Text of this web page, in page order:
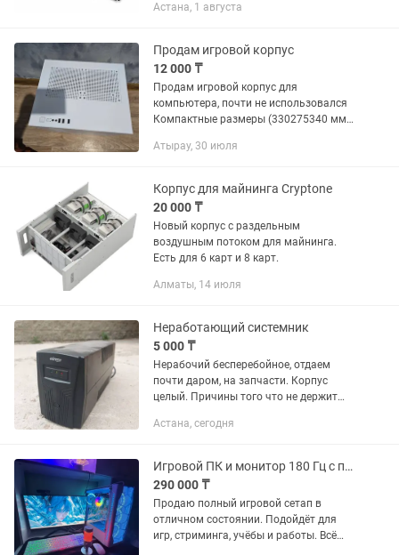
Астана, 1 августа
Продам игровой корпус
12 000 ₸
Продам игровой корпус для
компьютера, почти не использовался
Компактные размеры (330275340 мм)
ограниченного пространства. -
защита ваших...
Атырау, 30 июля
Корпус для майнинга Cryptone
20 000 ₸
Новый корпус с раздельным
воздушным потоком для майнинга.
Есть для 6 карт и 8 карт.
Алматы, 14 июля
Неработающий системник
5 000 ₸
Нерабочий бесперебойное, отдаем
почти даром, на запчасти. Корпус
целый. Причины того что не держит
разбираетесь в бесперебойниках, он
Астана, сегодня
Игровой ПК и монитор 180 Гц с полным комплектом
290 000 ₸
Продаю полный игровой сетап в
отличном состоянии. Подойдёт для
игр, стриминга, учёбы и работы. Всё